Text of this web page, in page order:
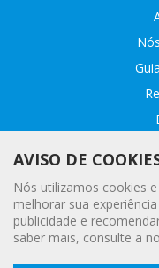
AVISO DE
Nós utilizamos cookies
melhorar sua
publicidade e
saber mais, consulte a